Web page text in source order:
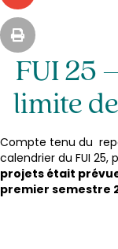
FUI 25
limite
Compte tenu du
calendrier du FUI 25,
projets était
premier semestre